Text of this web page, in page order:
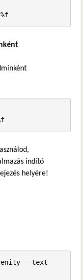
indító
helyére!
--text-